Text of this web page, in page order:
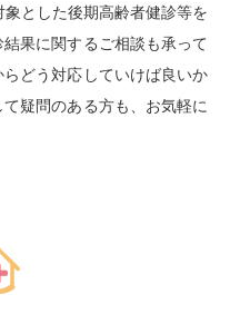
とした後期高齢者健診等を
果に関するご相談も承って
どう対応していけば良いか
疑問のある方も、お気軽に